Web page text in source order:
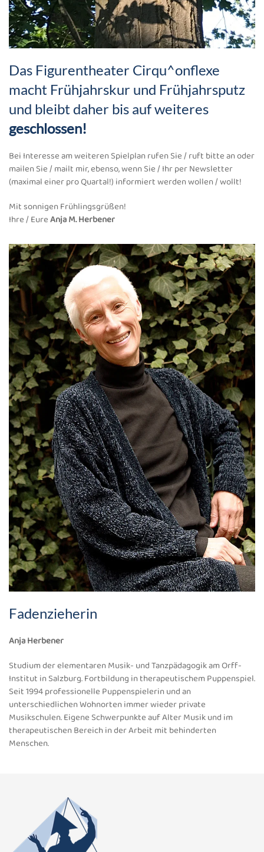
Das Figurentheater Cirqu^onflexe
macht Frühjahrskur und Frühjahrsputz
und bleibt daher bis auf weiteres
geschlossen!
Bei Interesse am weiteren Spielplan rufen Sie / ruft bitte an oder
mailen Sie / mailt mir, ebenso, wenn Sie / Ihr per Newsletter
(maximal einer pro Quartal!) informiert werden wollen / wollt!
Mit sonnigen Frühlingsgrüßen!
Ihre / EureAnja M. Herbener
Fadenzieherin
Anja Herbener
Studium der elementaren Musik- und Tanzpädagogik am Orff-
Institut in Salzburg. Fortbildung in therapeutischem Puppenspiel.
Seit 1994 professionelle Puppenspielerin und an
unterschiedlichen Wohnorten immer wieder private
Musikschulen. Eigene Schwerpunkte auf Alter Musik und im
therapeutischen Bereich in der Arbeit mit behinderten
Menschen.